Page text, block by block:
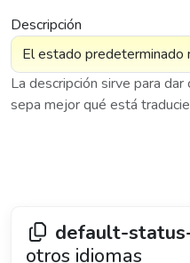
Descripción
La descripción sirve para
sepa mejor qué está
default-
otros idiomas